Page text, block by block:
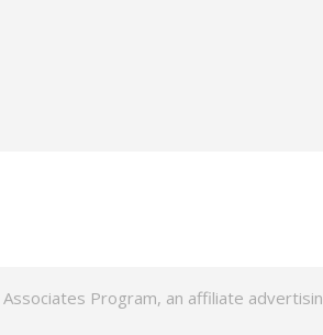
Program, an affiliate